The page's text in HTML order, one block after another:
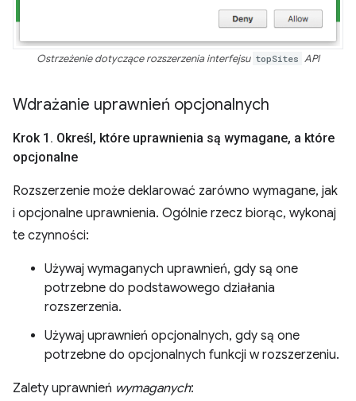
Ostrzeżenie dotyczące rozszerzenia interfejsu topSites API
Wdrażanie uprawnień opcjonalnych
Krok 1 . Określ, które uprawnienia są wymagane, a które
opcjonalne
Rozszerzenie może deklarować zarówno wymagane, jak
i opcjonalne uprawnienia. Ogólnie rzecz biorąc, wykonaj
te czynności:
Używaj wymaganych uprawnień, gdy są one
potrzebne do podstawowego działania
rozszerzenia.
Używaj uprawnień opcjonalnych, gdy są one
potrzebne do opcjonalnych funkcji w rozszerzeniu.
Zalety uprawnień wymaganych: